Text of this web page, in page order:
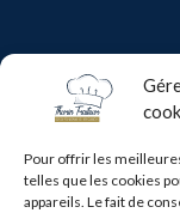
Pour offrir les
telles que les cookies
appareils. Le fait de
Les Bouleaux -